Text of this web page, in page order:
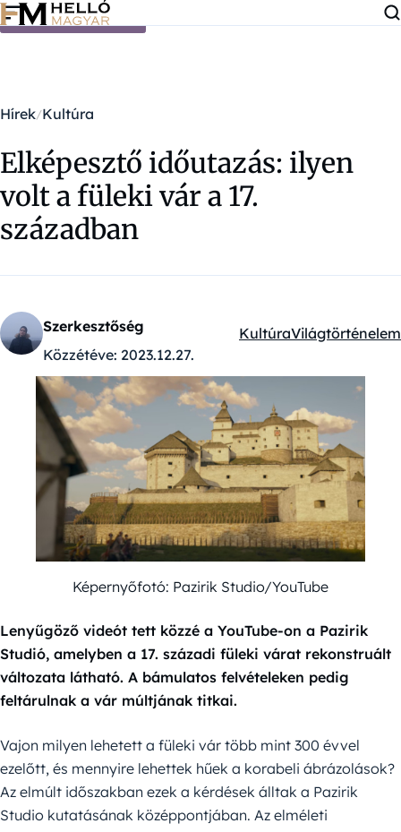
Ugrás a tartalomra
Hírek Kultúra
Elképesztő időutazás: ilyen
volt a füleki vár a 17.
században
Szerkesztőség
Közzétéve: 2023.12.27.
Kategóriák:
KultúraVilágtörténelem
Képernyőfotó: Pazirik Studio/YouTube
Lenyűgöző videót tett közzé a YouTube-on a Pazirik
Studió, amelyben a 17. századi füleki várat rekonstruált
változata látható. A bámulatos felvételeken pedig
feltárulnak a vár múltjának titkai.
Vajon milyen lehetett a füleki vár több mint 300 évvel
ezelőtt, és mennyire lehettek hűek a korabeli ábrázolások?
Az elmúlt időszakban ezek a kérdések álltak a Pazirik
Studio kutatásának középpontjában. Az elméleti